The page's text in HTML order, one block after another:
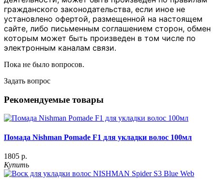
гражданского законодательства, если иное не
установлено офертой, размещенной на настоящем
сайте, либо письменным соглашением сторон, обмен
которым может быть произведен в том числе по
электронным каналам связи.
Пока не было вопросов.
Задать вопрос
Рекомендуемые товары
Помада Nishman Pomade F1 для укладки волос 100мл
1805 р.
Купить